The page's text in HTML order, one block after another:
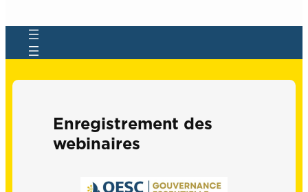
Enregistrement des
webinaires